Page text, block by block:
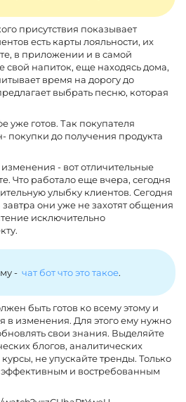
присутствия показывает
есть карты лояльности, их
в приложении и в самой
свой напиток, еще находясь дома,
время на дорогу до
выбрать песню, которая
уже готов. Так покупателя
покупки до получения продукта
- вот отличительные
Что работало еще вчера, сегодня
улыбку клиентов. Сегодня
завтра они уже не захотят общения
исключительно
- чат бот что это такое.
быть готов ко всему этому и
в изменения. Для этого ему нужно
свои знания. Выделяйте
блогов, аналитических
не упускайте тренды. Только
эффективным и востребованным